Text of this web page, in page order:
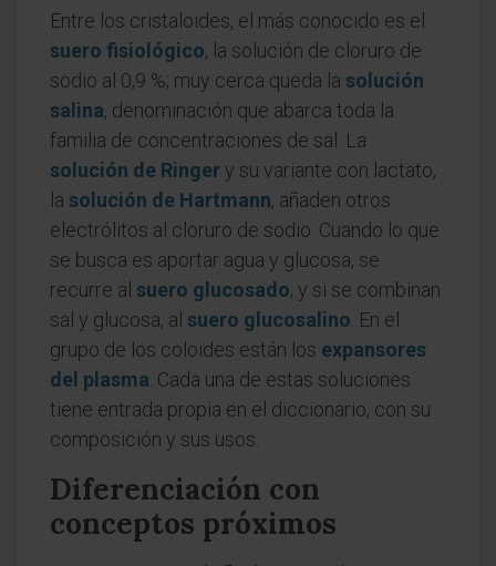
Entre los cristaloides, el más conocido es el
suero fisiológico, la solución de cloruro de
sodio al 0,9 %; muy cerca queda la solución
salina, denominación que abarca toda la
familia de concentraciones de sal. La
solución de Ringery su variante con lactato,
la solución de Hartmann, añaden otros
electrólitos al cloruro de sodio. Cuando lo que
se busca es aportar agua y glucosa, se
recurre al suero glucosado; y si se combinan
sal y glucosa, al suero glucosalino . En el
grupo de los coloides están los expansores
del plasma . Cada una de estas soluciones
tiene entrada propia en el diccionario, con su
composición y sus usos.
Diferenciación con
conceptos próximos